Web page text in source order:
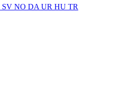
SV NO DA UR HU TR